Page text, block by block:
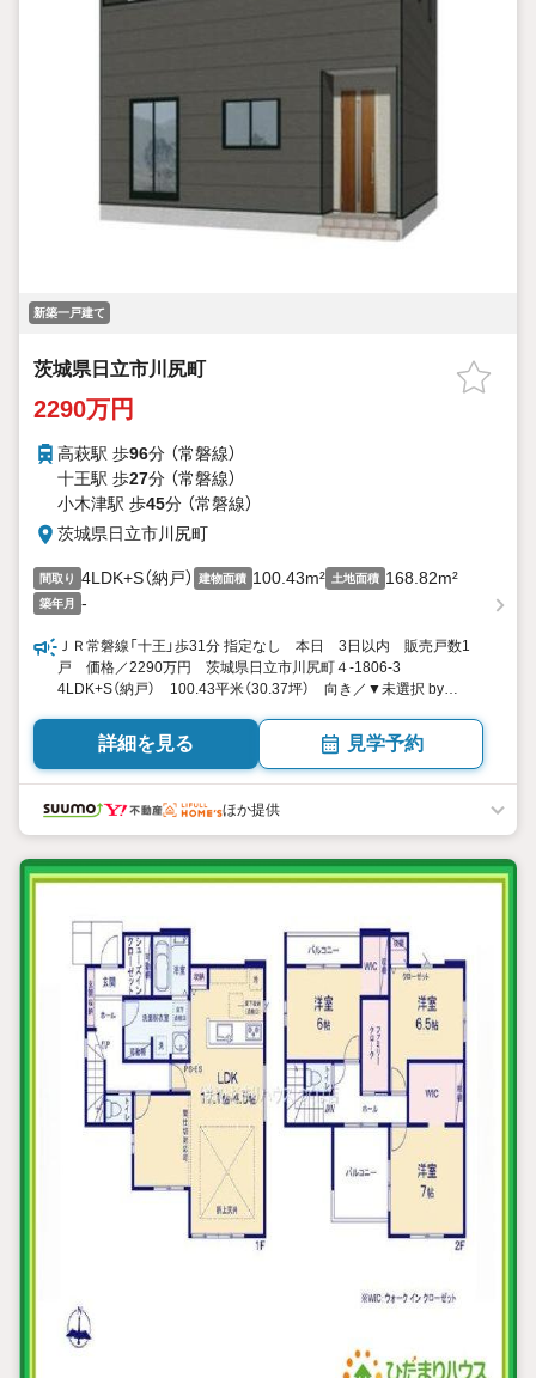
新築一戸建て
茨城県日立市川尻町
2290万円
高萩駅 歩96分 （常磐線）
十王駅 歩27分 （常磐線）
小木津駅 歩45分 （常磐線）
茨城県日立市川尻町
間取り 4LDK+S（納戸） 建物面積 100.43m² 土地面積 168.82m²
築年月 -
ＪＲ常磐線「十王」歩31分 指定なし 本日 3日以内 販売戸数1
戸 価格／2290万円 茨城県日立市川尻町４-1806-3
4LDK+S（納戸） 100.43平米（30.37坪） 向き／▼未選択 by
詳細を見る 見学予約
ほか提供